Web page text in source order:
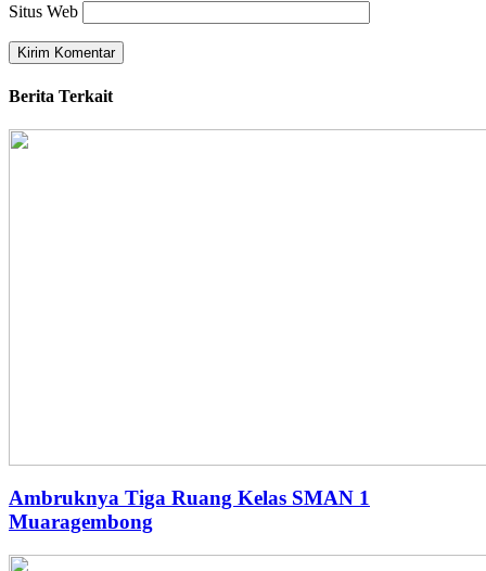
Situs Web
Berita Terkait
Ambruknya Tiga Ruang Kelas SMAN 1
Muaragembong